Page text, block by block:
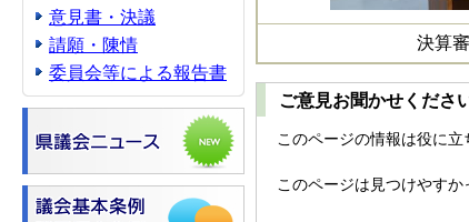
意見書・決議
請願・陳情
委員会等による報告書
決算
ご意見お聞かせくださ
このページの情報は役に立
このページは見つけやすか